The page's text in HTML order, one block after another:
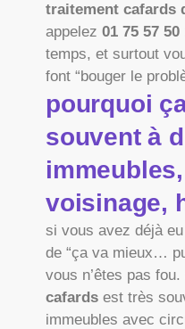
traitement cafards
appelez 01 75 57 50
temps, et surtout
font “bouger le
pourquoi
souvent à
voisinage,
si vous avez déjà
de “ça va mieux…
vous n’êtes pas
cafards est très
immeubles avec